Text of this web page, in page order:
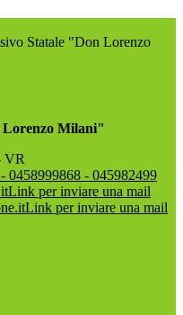
Statale "Don Lorenzo
Lorenzo Milani"
VR
0458999868 - 045982499
Link per inviare una mail
Link per inviare una mail